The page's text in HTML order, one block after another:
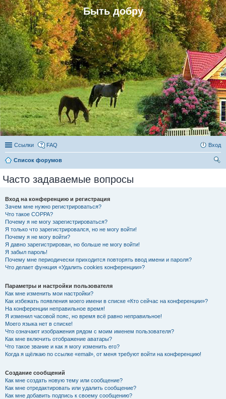
Быть добру
Ссылки FAQ Вход
Список форумов
Часто задаваемые вопросы
Вход на конференцию и регистрация
Зачем мне нужно регистрироваться?
Что такое COPPA?
Почему я не могу зарегистрироваться?
Я только что зарегистрировался, но не могу войти!
Почему я не могу войти?
Я давно зарегистрирован, но больше не могу войти!
Я забыл пароль!
Почему мне периодически приходится повторять ввод имени и пароля?
Что делает функция «Удалить cookies конференции»?
Параметры и настройки пользователя
Как мне изменить мои настройки?
Как избежать появления моего имени в списке «Кто сейчас на конференции»?
На конференции неправильное время!
Я изменил часовой пояс, но время всё равно неправильное!
Моего языка нет в списке!
Что означают изображения рядом с моим именем пользователя?
Как мне включить отображение аватары?
Что такое звание и как я могу изменить его?
Когда я щёлкаю по ссылке «email», от меня требуют войти на конференцию!
Создание сообщений
Как мне создать новую тему или сообщение?
Как мне отредактировать или удалить сообщение?
Как мне добавить подпись к своему сообщению?